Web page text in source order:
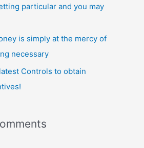
particular and you may
is simply at the mercy of
necessary
Controls to obtain